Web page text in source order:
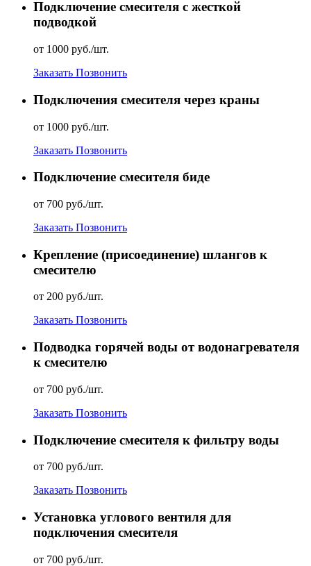
Подключение смесителя с жесткой
подводкой
от 1000 руб./шт.
Заказать Позвонить
Подключения смесителя через краны
от 1000 руб./шт.
Заказать Позвонить
Подключение смесителя биде
от 700 руб./шт.
Заказать Позвонить
Крепление (присоединение) шлангов к
смесителю
от 200 руб./шт.
Заказать Позвонить
Подводка горячей воды от водонагревателя
к смесителю
от 700 руб./шт.
Заказать Позвонить
Подключение смесителя к фильтру воды
от 700 руб./шт.
Заказать Позвонить
Установка углового вентиля для
подключения смесителя
от 700 руб./шт.